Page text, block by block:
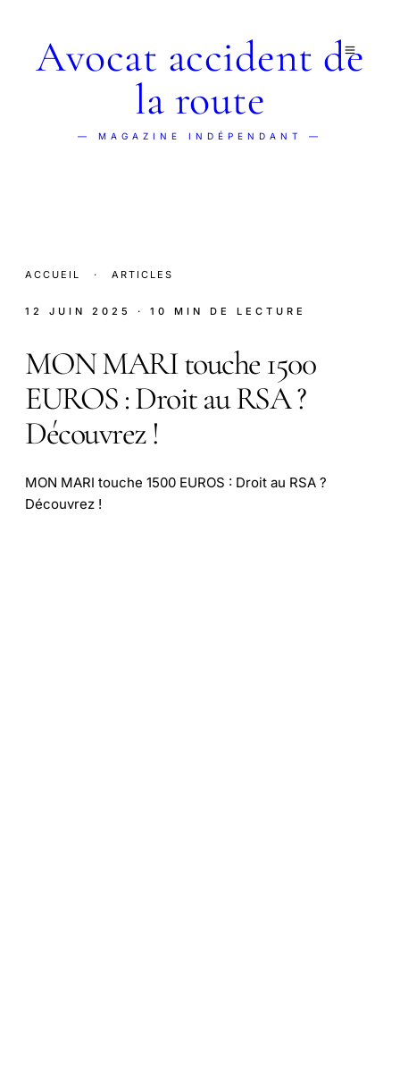
Avocat accident de
la route
— MAGAZINE INDÉPENDANT —
ACCUEIL · ARTICLES
12 JUIN 2025 · 10 MIN DE LECTURE
MON MARI touche 1500
EUROS : Droit au RSA ?
Découvrez !
MON MARI touche 1500 EUROS : Droit au RSA ?
Découvrez !